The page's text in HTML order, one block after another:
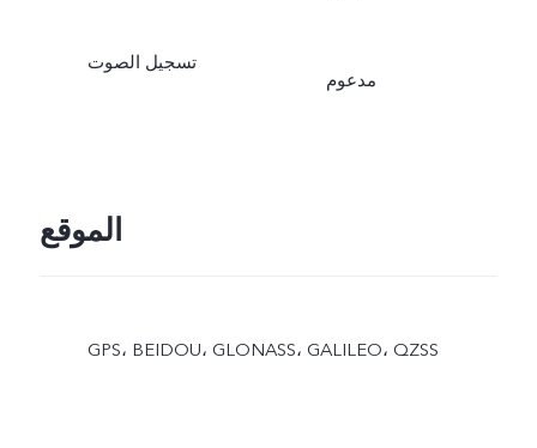
تسجيل الصوت
مدعوم
الموقع
GPS، BEIDOU، GLONASS، GALILEO، QZSS